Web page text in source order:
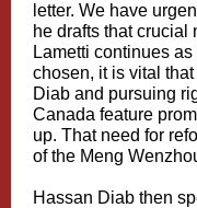
letter. We have
he drafts that crucial
Lametti continues
chosen, it is vital
Diab and pursuing
Canada feature
up. That need for
of the Meng
Hassan Diab then